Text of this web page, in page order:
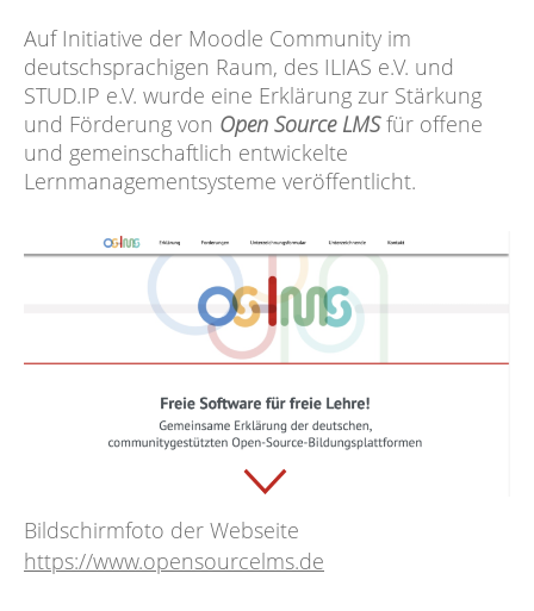
Auf Initiative der Moodle Community im
deutschsprachigen Raum, des ILIAS e.V. und
STUD.IP e.V. wurde eine Erklärung zur Stärkung
und Förderung von Open Source LMSfür offene
und gemeinschaftlich entwickelte
Lernmanagementsysteme veröffentlicht.
Bildschirmfoto der Webseite
https://www.opensourcelms.de